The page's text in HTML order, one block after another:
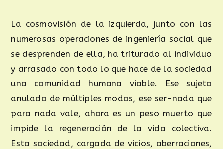
La cosmovisión de la izquierda, junto con las
numerosas operaciones de ingeniería social que
se desprenden de ella, ha triturado al individuo
y arrasado con todo lo que hace de la sociedad
una comunidad humana viable. Ese sujeto
anulado de múltiples modos, ese ser-nada que
para nada vale, ahora es un peso muerto que
impide la regeneración de la vida colectiva.
Esta sociedad, cargada de vicios, aberraciones,